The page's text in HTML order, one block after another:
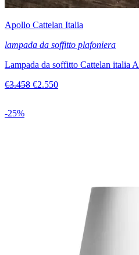
Apollo Cattelan Italia
lampada da soffitto plafoniera
Lampada da soffitto Cattelan italia
€3.458 €2.550
-25%